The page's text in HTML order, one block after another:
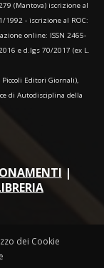
(Mantova) iscrizione al
- iscrizione al ROC:
online: ISSN 2465-
e d.lgs 70/2017 (ex L.
Piccoli Editori Giornali),
di Autodisciplina della
|
dei Cookie